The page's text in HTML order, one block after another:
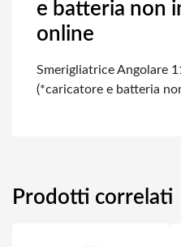
e batteria non
online
Smerigliatrice Angolare
(*caricatore e batteria
Prodotti correlati